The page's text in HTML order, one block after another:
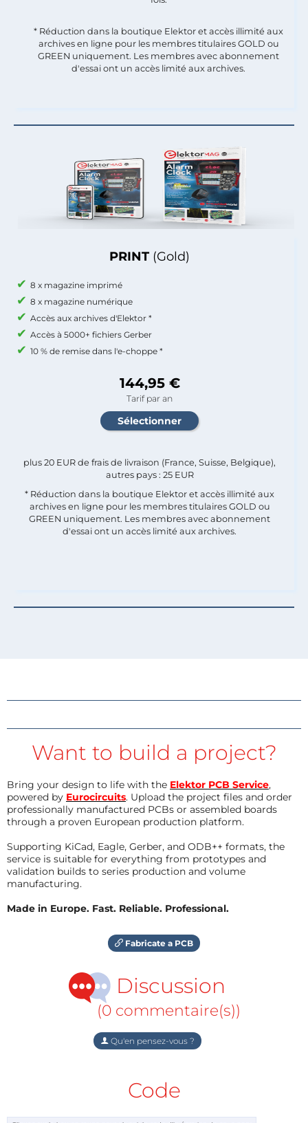
PRINT (Gold)
8 x magazine imprimé
8 x magazine numérique
Accès aux archives d'Elektor *
Accès à 5000+ fichiers Gerber
10 % de remise dans l'e-choppe *
144,95 €
Tarif par an
plus 20 EUR de frais de livraison (France, Suisse, Belgique),
autres pays : 25 EUR
* Réduction dans la boutique Elektor et accès illimité aux
archives en ligne pour les membres titulaires GOLD ou
GREEN uniquement. Les membres avec abonnement
d'essai ont un accès limité aux archives.
* Réduction dans la boutique Elektor et accès illimité aux
archives en ligne pour les membres titulaires GOLD ou
GREEN uniquement. Les membres avec abonnement
d'essai ont un accès limité aux archives.
Want to build a project?
Bring your design to life with the Elektor PCB Service,
powered by Eurocircuits. Upload the project files and order
professionally manufactured PCBs or assembled boards
through a proven European production platform.
Supporting KiCad, Eagle, Gerber, and ODB++ formats, the
service is suitable for everything from prototypes and
validation builds to series production and volume
manufacturing.
Made in Europe. Fast. Reliable. Professional.
Fabricate a PCB
Discussion
(0 commentaire(s))
Qu'en pensez-vous ?
Code